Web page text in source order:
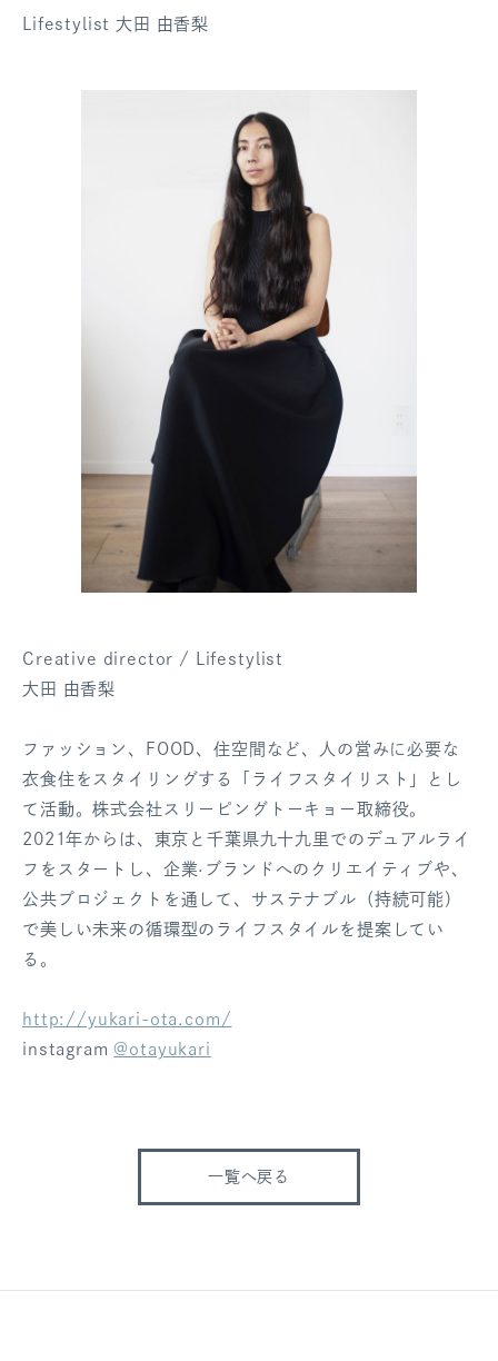
Lifestylist 大田 由香梨
Creative director / Lifestylist
大田 由香梨
ファッション、FOOD、住空間など、人の営みに必要な
衣食住をスタイリングする「ライフスタイリスト」とし
て活動。株式会社スリーピングトーキョー取締役。
2021年からは、東京と千葉県九十九里でのデュアルライ
フをスタートし、企業·ブランドへのクリエイティブや、
公共プロジェクトを通して、サステナブル（持続可能）
で美しい未来の循環型のライフスタイルを提案してい
る。
http://yukari-ota.com/
instagram@otayukari
一覧へ戻る